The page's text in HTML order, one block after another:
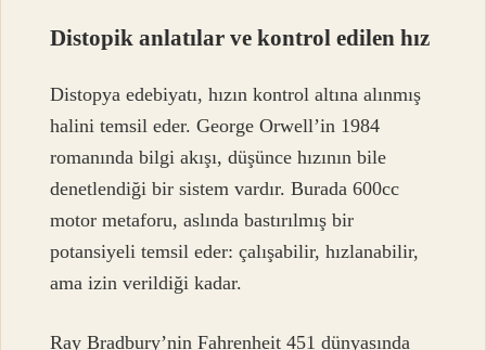
Distopik anlatılar ve kontrol edilen hız
Distopya edebiyatı, hızın kontrol altına alınmış
halini temsil eder. George Orwell’in 1984
romanında bilgi akışı, düşünce hızının bile
denetlendiği bir sistem vardır. Burada 600cc
motor metaforu, aslında bastırılmış bir
potansiyeli temsil eder: çalışabilir, hızlanabilir,
ama izin verildiği kadar.
Ray Bradbury’nin Fahrenheit 451 dünyasında